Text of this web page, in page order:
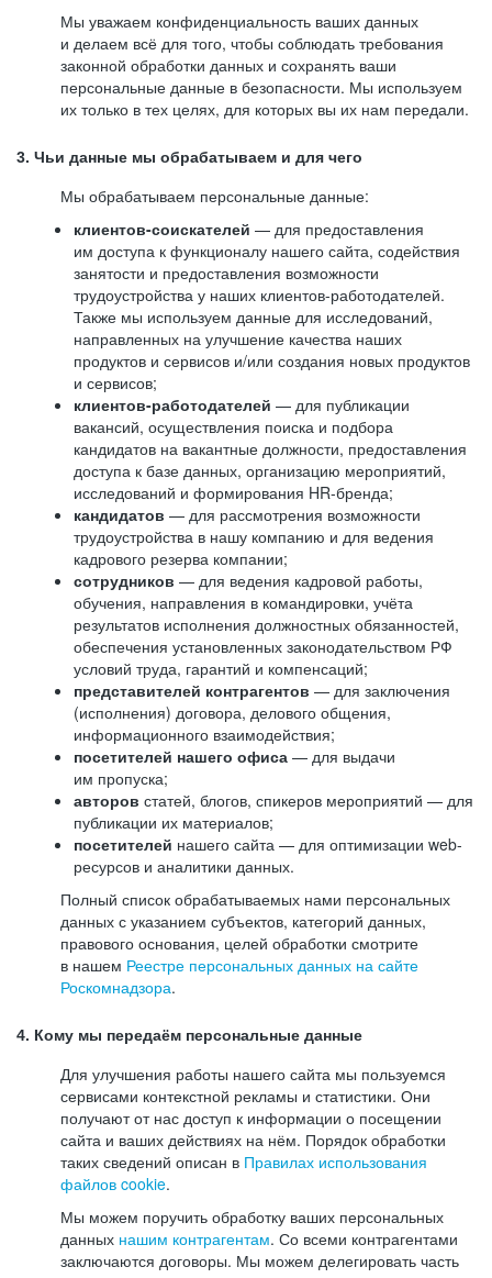
Мы уважаем конфиденциальность ваших данных
и делаем всё для того, чтобы соблюдать требования
законной обработки данных и сохранять ваши
персональные данные в безопасности. Мы используем
их только в тех целях, для которых вы их нам передали.
3. Чьи данные мы обрабатываем и для чего
Мы обрабатываем персональные данные:
клиентов-соискателей — для предоставления
им доступа к функционалу нашего сайта, содействия
занятости и предоставления возможности
трудоустройства у наших клиентов-работодателей.
Также мы используем данные для исследований,
направленных на улучшение качества наших
продуктов и сервисов и/или создания новых продуктов
и сервисов;
клиентов-работодателей — для публикации
вакансий, осуществления поиска и подбора
кандидатов на вакантные должности, предоставления
доступа к базе данных, организацию мероприятий,
исследований и формирования HR-бренда;
кандидатов — для рассмотрения возможности
трудоустройства в нашу компанию и для ведения
кадрового резерва компании;
сотрудников — для ведения кадровой работы,
обучения, направления в командировки, учёта
результатов исполнения должностных обязанностей,
обеспечения установленных законодательством РФ
условий труда, гарантий и компенсаций;
представителей контрагентов — для заключения
(исполнения) договора, делового общения,
информационного взаимодействия;
посетителей нашего офиса — для выдачи
им пропуска;
авторов статей, блогов, спикеров мероприятий — для
публикации их материалов;
посетителей нашего сайта — для оптимизации web-
ресурсов и аналитики данных.
Полный список обрабатываемых нами персональных
данных с указанием субъектов, категорий данных,
правового основания, целей обработки смотрите
в нашем Реестре персональных данных на сайте
Роскомнадзора.
4. Кому мы передаём персональные данные
Для улучшения работы нашего сайта мы пользуемся
сервисами контекстной рекламы и статистики. Они
получают от нас доступ к информации о посещении
сайта и ваших действиях на нём. Порядок обработки
таких сведений описан в Правилах использования
файлов cookie.
Мы можем поручить обработку ваших персональных
данных нашим контрагентам. Со всеми контрагентами
заключаются договоры. Мы можем делегировать часть